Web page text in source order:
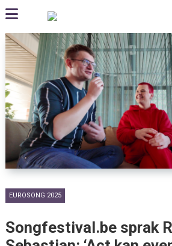
EUROSONG 2025
Songfestival.be sprak